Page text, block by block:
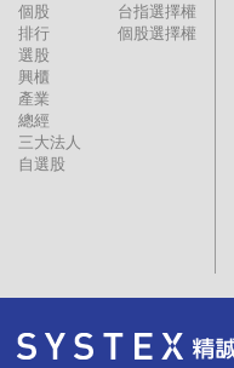
個股
排行
選股
興櫃
產業
總經
三大法人
自選股
台指選擇權
個股選擇權